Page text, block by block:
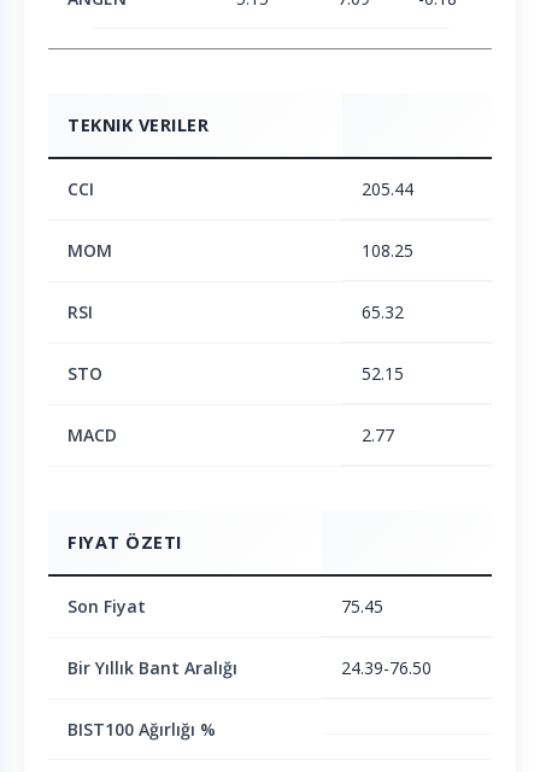
TEKNIK VERILER
CCI 205.44
MOM 108.25
RSI 65.32
STO 52.15
MACD 2.77
FIYAT ÖZETI
Son Fiyat 75.45
Bir Yıllık Bant Aralığı 24.39-76.50
BIST100 Ağırlığı %